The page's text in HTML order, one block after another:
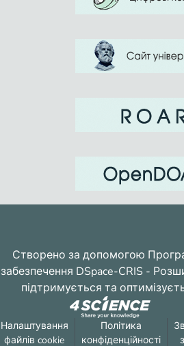
Створено за допомогою
забезпечення DSpace-CRIS -
підтримується та
Налаштування
файлів cookie
Політика
конфіденційності